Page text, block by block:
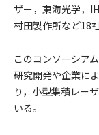
ザー，東海光学，
村田製作所など18
このコンソーシア
研究開発や企業に
り，小型集積レー
いる。